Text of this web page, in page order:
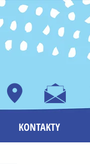
KONTAKTY